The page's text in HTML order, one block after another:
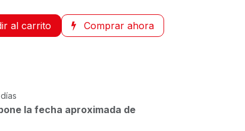
al carrito Comprar ahora
la fecha aproximada de